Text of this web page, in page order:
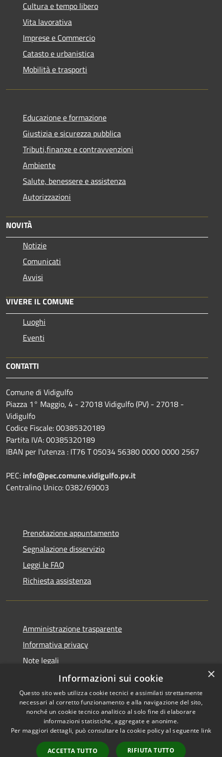
Cultura e tempo libero
Vita lavorativa
Imprese e Commercio
Catasto e urbanistica
Mobilità e trasporti
Educazione e formazione
Giustizia e sicurezza pubblica
Tributi,finanze e contravvenzioni
Ambiente
Salute, benessere e assistenza
Autorizzazioni
NOVITÀ
Notizie
Comunicati
Avvisi
VIVERE IL COMUNE
Luoghi
Eventi
CONTATTI
Comune di Vidigulfo
Piazza 1° Maggio, 4 - 27018 Vidigulfo (PV) - 27018 -
Vidigulfo
Codice Fiscale: 00385320189
Partita IVA: 00385320189
IBAN per l'utenza : IT76 T 05034 56380 0000 0000 2567
PEC: info@pec.comune.vidigulfo.pv.it
Centralino Unico: 0382/69003
Prenotazione appuntamento
Segnalazione disservizio
Leggi le FAQ
Richiesta assistenza
Amministrazione trasparente
Informativa privacy
Note legali
Dichiarazione di accessibilità
RSS
Accessibilità
Copyright © 2026 • Comune di
Municipium•
Accesso
×
Informazioni sui cookie
Questo sito web utilizza cookie tecnici e assimilati strettamente
necessari al corretto funzionamento e alla navigazione del sito,
nonché un cookie tecnico analitico al solo fine di elaborare
informazioni statistiche, aggregate e anonime.
Per maggiori dettagli, può consultare la cookie policy al seguente link
ACCETTA TUTTO RIFIUTA TUTTO